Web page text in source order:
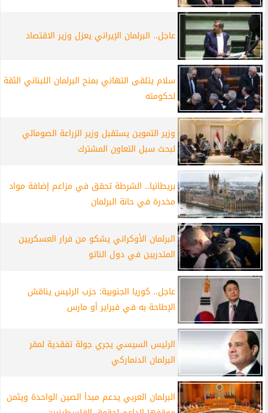
عاجل.. البرلمان الإيراني يعزل وزير الاقتصاد
سلام يتلقى التهاني بمنح البرلمان اللبناني الثقة
لحكومته
وزير التموين يستقبل وزير الزراعة الصومالي
لبحث سبل التعاون المشترك
بريطانيا.. الشرطة تحقق في مزاعم إضافة مواد
مخدرة في حانة البرلمان
البرلمان الأوكراني يشكو من فرار العسكريين
المتدربين في دول الناتو
عاجل.. كوريا الجنوبية: حزب الرئيس يناقش
الإطاحة به في فبراير أو مارس
الرئيس السيسي يجري جولة تفقدية لمقر
البرلمان الدنماركي
البرلمان العربي يدعم مبدأ الصين الواحدة ويثمن